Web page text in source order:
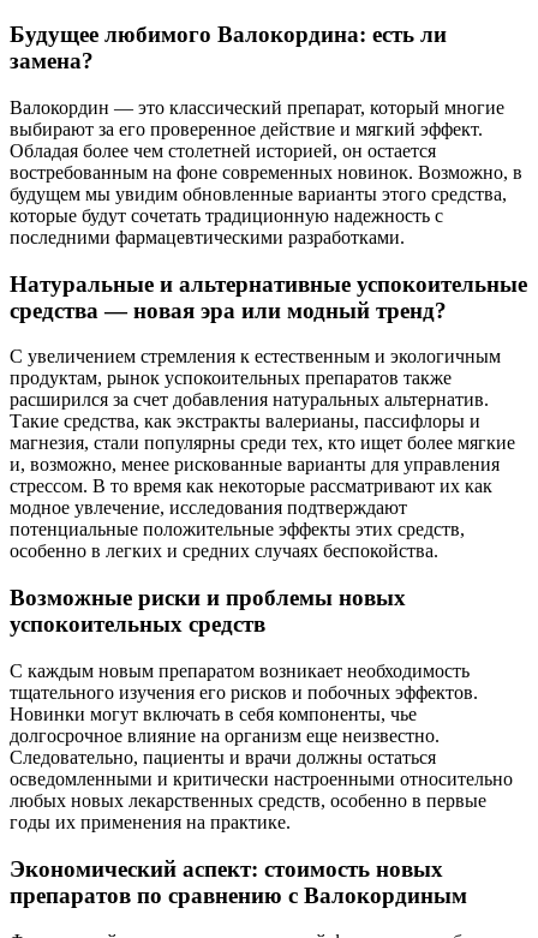
Будущее любимого Валокордина: есть ли
замена?
Валокордин — это классический препарат, который многие
выбирают за его проверенное действие и мягкий эффект.
Обладая более чем столетней историей, он остается
востребованным на фоне современных новинок. Возможно, в
будущем мы увидим обновленные варианты этого средства,
которые будут сочетать традиционную надежность с
последними фармацевтическими разработками.
Натуральные и альтернативные успокоительные
средства — новая эра или модный тренд?
С увеличением стремления к естественным и экологичным
продуктам, рынок успокоительных препаратов также
расширился за счет добавления натуральных альтернатив.
Такие средства, как экстракты валерианы, пассифлоры и
магнезия, стали популярны среди тех, кто ищет более мягкие
и, возможно, менее рискованные варианты для управления
стрессом. В то время как некоторые рассматривают их как
модное увлечение, исследования подтверждают
потенциальные положительные эффекты этих средств,
особенно в легких и средних случаях беспокойства.
Возможные риски и проблемы новых
успокоительных средств
С каждым новым препаратом возникает необходимость
тщательного изучения его рисков и побочных эффектов.
Новинки могут включать в себя компоненты, чье
долгосрочное влияние на организм еще неизвестно.
Следовательно, пациенты и врачи должны остаться
осведомленными и критически настроенными относительно
любых новых лекарственных средств, особенно в первые
годы их применения на практике.
Экономический аспект: стоимость новых
препаратов по сравнению с Валокординым